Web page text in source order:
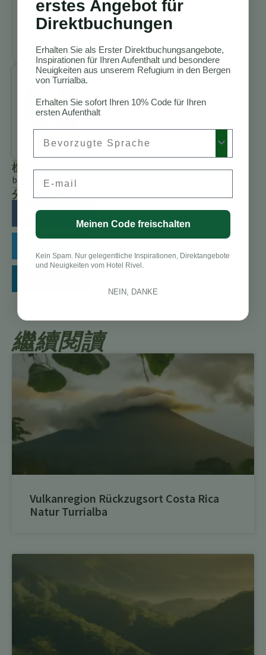
Beste
Vogelbeobachtungslodges
Charbonneau,
CFA
標籤
birding
分享此故事：
Facebook
繼續閱讀
Vulkanregion Rückzugsort Costa Rica
Natur Turrialba
erstes Angebot für
Direktbuchungen
Erhalten Sie als Erster Direktbuchungsangebote,
Inspirationen für Ihren Aufenthalt und besondere
Neuigkeiten aus unserem Refugium in den Bergen
von Turrialba.
Erhalten Sie sofort Ihren 10% Code für Ihren
ersten Aufenthalt
Meinen Code freischalten
Kein Spam. Nur gelegentliche Inspirationen, Direktangebote
und Neuigkeiten vom Hotel Rivel.
NEIN, DANKE